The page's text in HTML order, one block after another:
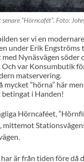
senare ”Hörncafét”. Foto:
ser vi en
under Erik Engströms
Nynäsvägen söder
Och var Konsumbutik
matservering.
mycket ”hörna” här
i Handen!
Hörncaféet,
mittemot
är från tiden före då